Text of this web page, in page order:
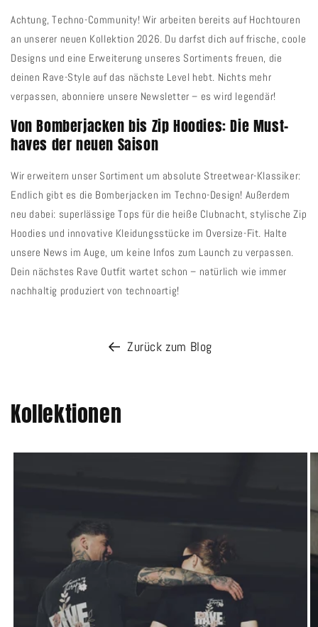
Achtung, Techno-Community! Wir arbeiten bereits auf Hochtouren
an unserer neuen Kollektion 2026. Du darfst dich auf frische, coole
Designs und eine Erweiterung unseres Sortiments freuen, die
deinen Rave-Style auf das nächste Level hebt. Nichts mehr
verpassen, abonniere unsere Newsletter – es wird legendär!
Von Bomberjacken bis Zip Hoodies: Die Must-
haves der neuen Saison
Wir erweitern unser Sortiment um absolute Streetwear-Klassiker:
Endlich gibt es die Bomberjacken im Techno-Design! Außerdem
neu dabei: superlässige Tops für die heiße Clubnacht, stylische Zip
Hoodies und innovative Kleidungsstücke im Oversize-Fit. Halte
unsere News im Auge, um keine Infos zum Launch zu verpassen.
Dein nächstes Rave Outfit wartet schon – natürlich wie immer
nachhaltig produziert von technoartig!
Zurück zum Blog
Kollektionen